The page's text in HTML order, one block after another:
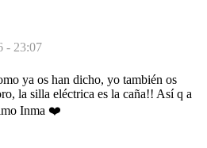
- 23:07
ya os han dicho, yo también os
la silla eléctrica es la caña!! Así q a
Inma ❤️